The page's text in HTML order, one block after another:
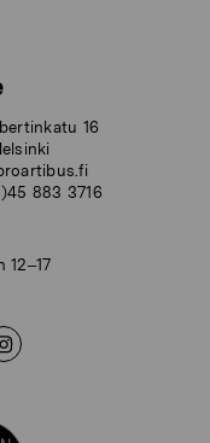
16
883 3716
12–17